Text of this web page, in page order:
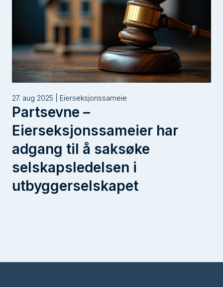
27. aug 2025 | Eierseksjonssameie
Partsevne –
Eierseksjonssameier har
adgang til å saksøke
selskapsledelsen i
utbyggerselskapet